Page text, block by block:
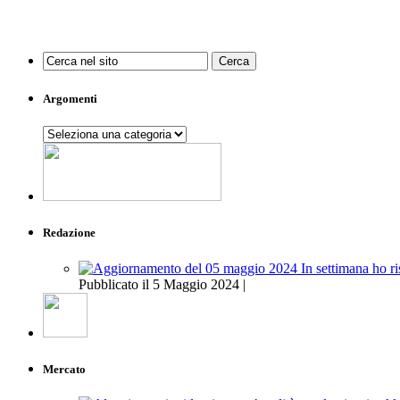
Argomenti
Argomenti
Redazione
Pubblicato il 5 Maggio 2024 |
Mercato